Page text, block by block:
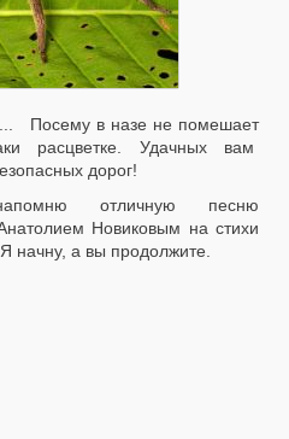
... Посему в назе не помешает
расцветке. Удачных вам
дорог!
отличную песню
Новиковым на стихи
начну, а вы продолжите.